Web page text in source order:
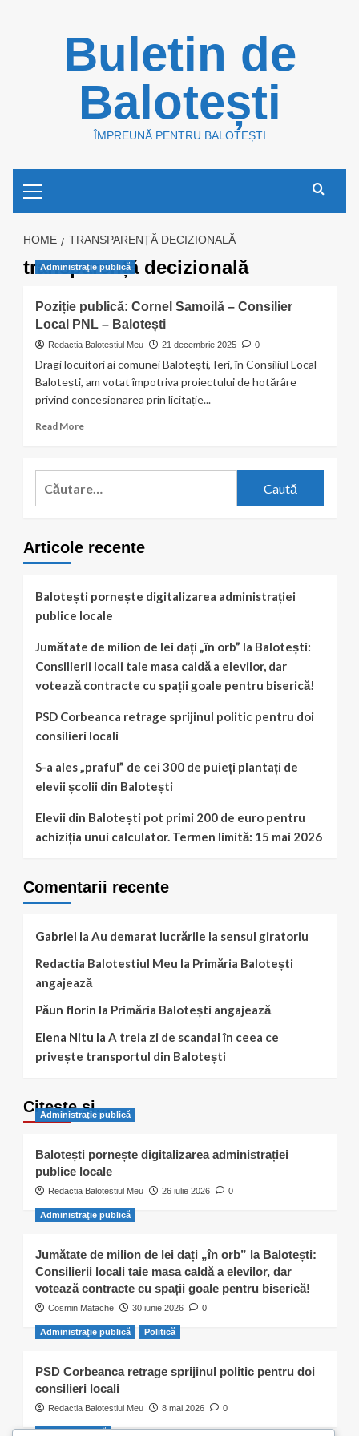
Buletin de
Balotești
ÎMPREUNĂ PENTRU BALOTEȘTI
Menu
HOME TRANSPARENȚĂ DECIZIONALĂ
transparență decizională
Administraţie publică
Poziție publică: Cornel Samoilă – Consilier
Local PNL – Balotești
Redactia Balotestiul Meu 21 decembrie 2025 0
Dragi locuitori ai comunei Balotești, Ieri, în Consiliul Local
Balotești, am votat împotriva proiectului de hotărâre
privind concesionarea prin licitație...
Read MoreRead
Poziție
publică:
Consilier
–
Balotești
Caută
Articole recente
Balotești pornește digitalizarea administrației
publice locale
Jumătate de milion de lei dați „în orb” la Balotești:
Consilierii locali taie masa caldă a elevilor, dar
votează contracte cu spații goale pentru biserică!
PSD Corbeanca retrage sprijinul politic pentru doi
consilieri locali
S-a ales „praful” de cei 300 de puieți plantați de
elevii școlii din Balotești
Elevii din Balotești pot primi 200 de euro pentru
achiziția unui calculator. Termen limită: 15 mai 2026
Comentarii recente
Gabriel la Au demarat lucrările la sensul giratoriu
Redactia Balotestiul Meu la Primăria Balotești
angajează
Păun florin la Primăria Balotești angajează
Elena Nitu la A treia zi de scandal în ceea ce
privește transportul din Balotești
Citește și…
Administraţie publică
Balotești pornește digitalizarea administrației
publice locale
Redactia Balotestiul Meu 26 iulie 2026 0
Administraţie publică
Jumătate de milion de lei dați „în orb” la Balotești:
Consilierii locali taie masa caldă a elevilor, dar
votează contracte cu spații goale pentru biserică!
Cosmin Matache 30 iunie 2026 0
Administraţie publică Politică
PSD Corbeanca retrage sprijinul politic pentru doi
consilieri locali
Redactia Balotestiul Meu 8 mai 2026 0
Activitate civică